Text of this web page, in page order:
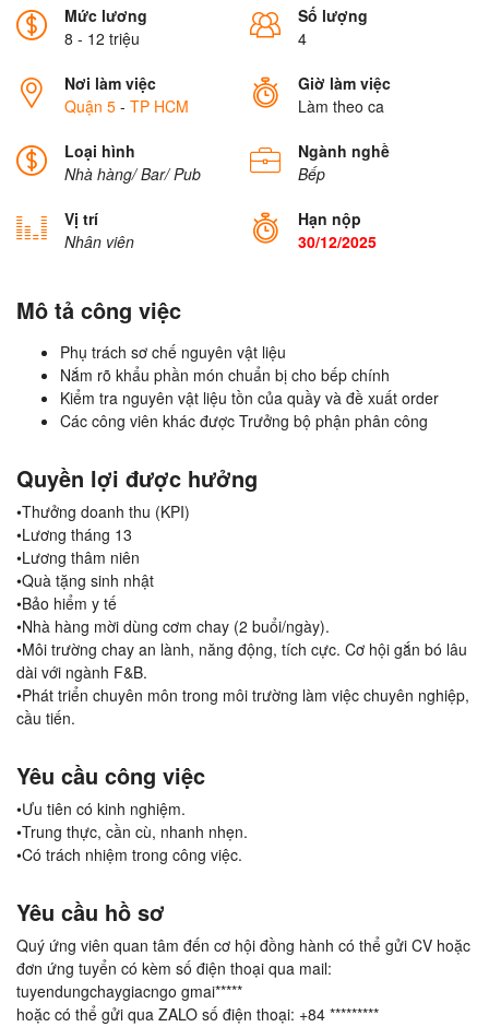
Mức lương
8 - 12 triệu
Số lượng
4
Nơi làm việc
Quận 5 - TP HCM
Giờ làm việc
Làm theo ca
Loại hình
Nhà hàng/ Bar/ Pub
Ngành nghề
Bếp
Vị trí
Nhân viên
Hạn nộp
30/12/2025
Mô tả công việc
Phụ trách sơ chế nguyên vật liệu
Nắm rõ khẩu phần món chuẩn bị cho bếp chính
Kiểm tra nguyên vật liệu tồn của quầy và đề xuất order
Các công viên khác được Trưởng bộ phận phân công
Quyền lợi được hưởng
•Thưởng doanh thu (KPI)
•Lương tháng 13
•Lương thâm niên
•Quà tặng sinh nhật
•Bảo hiểm y tế
•Nhà hàng mời dùng cơm chay (2 buổi/ngày).
•Môi trường chay an lành, năng động, tích cực. Cơ hội gắn bó lâu
dài với ngành F&B.
•Phát triển chuyên môn trong môi trường làm việc chuyên nghiệp,
cầu tiến.
Yêu cầu công việc
•Ưu tiên có kinh nghiệm.
•Trung thực, cần cù, nhanh nhẹn.
•Có trách nhiệm trong công việc.
Yêu cầu hồ sơ
Quý ứng viên quan tâm đến cơ hội đồng hành có thể gửi CV hoặc
đơn ứng tuyển có kèm số điện thoại qua mail:
tuyendungchaygiacngo gmai*****
hoặc có thể gửi qua ZALO số điện thoại: +84 *********